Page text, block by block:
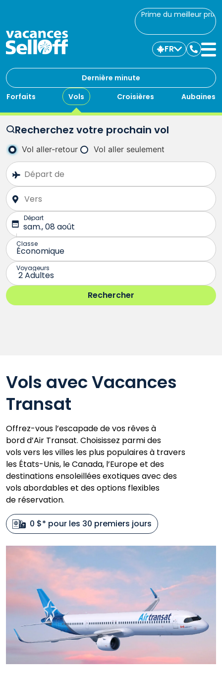
Prime du meilleur prix
Dernière minute
Forfaits
Vols Croisières Aubaines
FR
avec
Recherchez votre prochain vol
Vols avec Vacances
Transat
Offrez-vous l’escapade de vos rêves à
bord d’Air Transat. Choisissez parmi des
vols vers les villes les plus populaires à travers
les États-Unis, le Canada, l’Europe et des
destinations ensoleillées exotiques avec des
vols abordables et des options flexibles
de réservation.
0 $* pour les 30 premiers jours